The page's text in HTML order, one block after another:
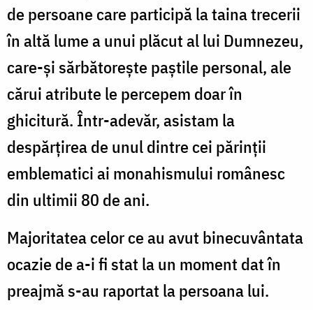
de persoane care participă la taina trecerii
în altă lume a unui plăcut al lui Dumnezeu,
care-şi sărbătoreşte paştile personal, ale
cărui atribute le percepem doar în
ghicitură. Într-adevăr, asistam la
despărţirea de unul dintre cei părinţii
emblematici ai monahismului românesc
din ultimii 80 de ani.
Majoritatea celor ce au avut binecuvântata
ocazie de a-i fi stat la un moment dat în
preajmă s-au raportat la persoana lui.